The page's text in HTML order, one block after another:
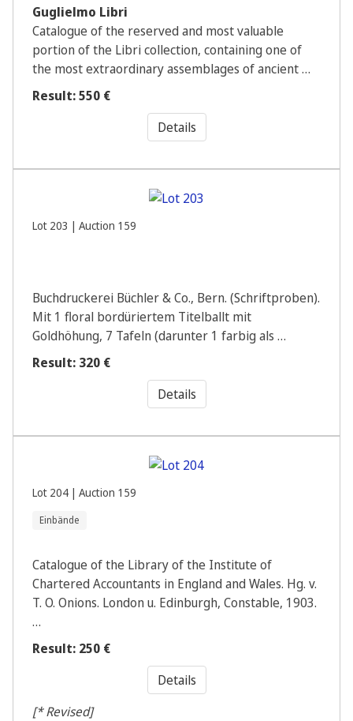
Guglielmo Libri
Catalogue of the reserved and most valuable
portion of the Libri collection, containing one of
the most extraordinary assemblages of ancient …
Result: 550 €
Details
Lot 203 | Auction 159
Buchdruckerei Büchler & Co., Bern. (Schriftproben).
Mit 1 floral bordüriertem Titelballt mit
Goldhöhung, 7 Tafeln (darunter 1 farbig als …
Result: 320 €
Details
Lot 204 | Auction 159
Einbände
Catalogue of the Library of the Institute of
Chartered Accountants in England and Wales. Hg. v.
T. O. Onions. London u. Edinburgh, Constable, 1903.
…
Result: 250 €
Details
[* Revised]